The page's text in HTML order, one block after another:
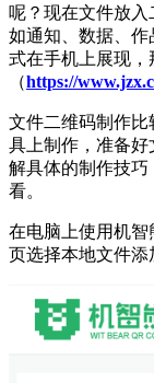
呢？现在文件放
如通知、数据、
式在手机上展现，
（https://
文件二维码制作
具上制作，准备好
解具体的制作技
看。
在电脑上使用机
页选择本地文件添